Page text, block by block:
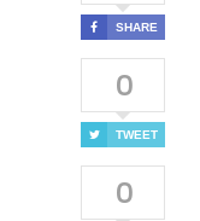
SHARE
0
TWEET
0